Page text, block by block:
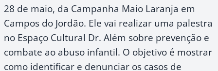
28 de maio, da Campanha Maio Laranja em
Campos do Jordão. Ele vai realizar uma palestra
no Espaço Cultural Dr. Além sobre prevenção e
combate ao abuso infantil. O objetivo é mostrar
como identificar e denunciar os casos de